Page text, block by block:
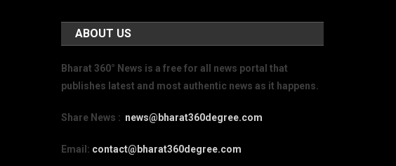
ABOUT US
Bharat 360° News is a free for all news portal that
publishes latest and most authentic news as it happens.
Share News : news@bharat360degree.com
Email: contact@bharat360degree.com